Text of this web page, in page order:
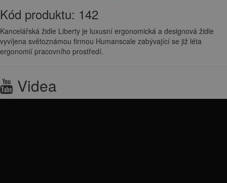
Kód produktu: 142
Kancelářská židle Liberty je luxusní ergonomická a designová židle
vyvíjena světoznámou firmou Humanscale zabývající se již léta
ergonomií pracovního prostředí.
Videa